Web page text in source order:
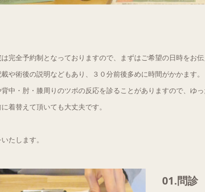
完全予約制となっておりますので、まずはご希望の日時をお伝
や術後の説明などもあり、３０分前後多めに時間がかかます。
中・肘・膝周りのツボの反応を診ることがありますので、ゆ
着替えて頂いても大丈夫です。
たします。
01.問診